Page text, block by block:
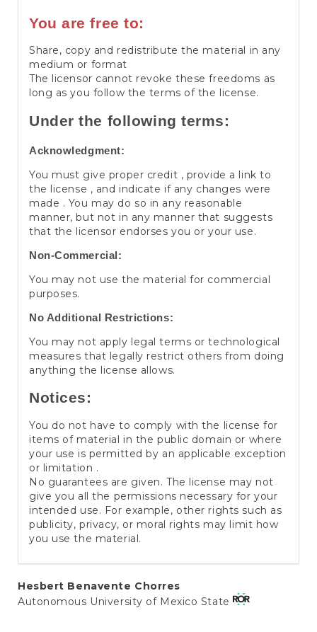
You are free to:
Share, copy and redistribute the material in any
medium or format
The licensor cannot revoke these freedoms as
long as you follow the terms of the license.
Under the following terms:
Acknowledgment:
You must give proper credit , provide a link to
the license , and indicate if any changes were
made . You may do so in any reasonable
manner, but not in any manner that suggests
that the licensor endorses you or your use.
Non-Commercial:
You may not use the material for commercial
purposes.
No Additional Restrictions:
You may not apply legal terms or technological
measures that legally restrict others from doing
anything the license allows.
Notices:
You do not have to comply with the license for
items of material in the public domain or where
your use is permitted by an applicable exception
or limitation .
No guarantees are given. The license may not
give you all the permissions necessary for your
intended use. For example, other rights such as
publicity, privacy, or moral rights may limit how
you use the material.
Main
Article
Hesbert Benavente Chorres
Autonomous University of Mexico State